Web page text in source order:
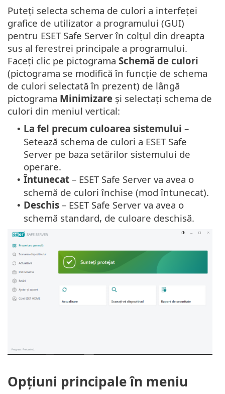
Puteți selecta schema de culori a interfeței
grafice de utilizator a programului (GUI)
pentru ESET Safe Server în colțul din dreapta
sus al ferestrei principale a programului.
Faceți clic pe pictograma Schemă de culori
(pictograma se modifică în funcție de schema
de culori selectată în prezent) de lângă
pictograma Minimizare și selectați schema de
culori din meniul vertical:
• La fel precum culoarea sistemului –
Setează schema de culori a ESET Safe
Server pe baza setărilor sistemului de
operare.
• Întunecat – ESET Safe Server va avea o
schemă de culori închise (mod întunecat).
• Deschis – ESET Safe Server va avea o
schemă standard, de culoare deschisă.
Opțiuni principale în meniu